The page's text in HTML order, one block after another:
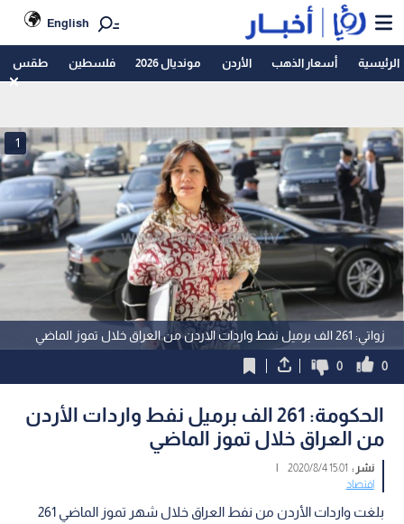
English
الرئيسية أسعار الذهب الأردن مونديال 2026 فلسطين طقس
زواتي: 261 الف برميل نفط واردات الاردن من العراق خلال تموز الماضي
1
0
0
الحكومة: 261 الف برميل نفط واردات الأردن
من العراق خلال تموز الماضي
نشر : 15:01 2020/8/4
|
اقتصاد
بلغت واردات الأردن من نفط العراق خلال شهر تموز الماضي 261